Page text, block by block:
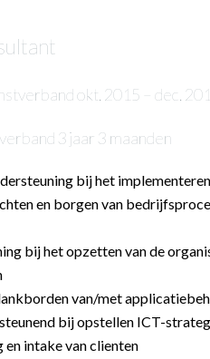
okt. 2015 – dec.
3 jaar 3 maanden
bij het
en borgen van
bij het opzetten van de
van/met
bij opstellen ICT-
en intake van clienten